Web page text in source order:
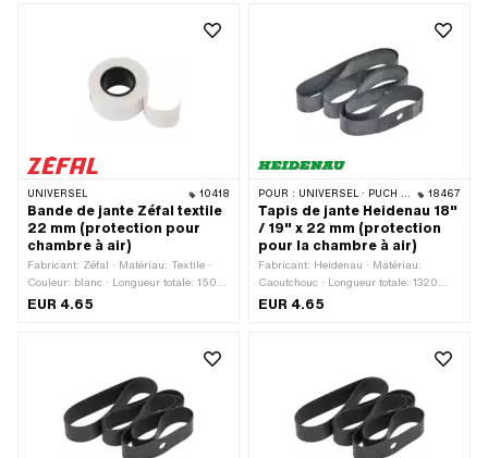
UNIVERSEL 10418
Bande de jante Zéfal textile
22 mm (protection pour
chambre à air)
Fabricant: Zéfal · Matériau: Textile ·
Couleur: blanc · Longueur totale: 1500
mm · Largeur: 22 mm · Taille des
EUR 4.65
POUR : UNIVERSEL · PUCH · SACHS 18467
Tapis de jante Heidenau 18"
/ 19" x 22 mm (protection
pour la chambre à air)
Fabricant: Heidenau · Matériau:
Caoutchouc · Longueur totale: 1320
mm · Couleur: noir · Largeur: 22 mm ·
EUR 4.65